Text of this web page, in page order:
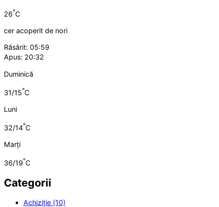
26°C
cer acoperit de nori
Răsărit: 05:59
Apus: 20:32
Duminică
31/15°C
Luni
32/14°C
Marți
36/19°C
Categorii
Achiziție (10)